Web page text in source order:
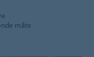
måte